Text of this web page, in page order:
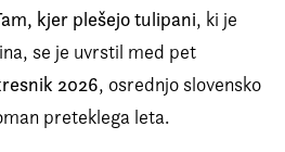
kjer plešejo tulipani, ki je
se je uvrstil med pet
2026, osrednjo slovensko
preteklega leta.